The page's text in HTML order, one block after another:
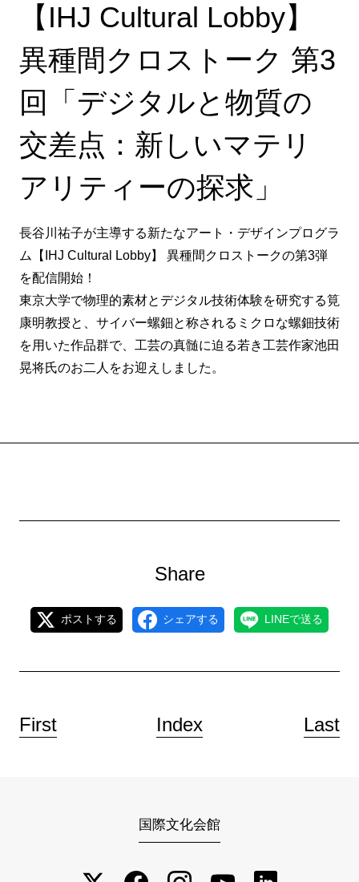
【IHJ Cultural Lobby】
異種間クロストーク 第3
回「デジタルと物質の
交差点：新しいマテリ
アリティーの探求」
長谷川祐子が主導する新たなアート・デザインプログラ
ム【IHJ Cultural Lobby】 異種間クロストークの第3弾
を配信開始！
東京大学で物理的素材とデジタル技術体験を研究する筧
康明教授と、サイバー螺鈿と称されるミクロな螺鈿技術
を用いた作品群で、工芸の真髄に迫る若き工芸作家池田
晃将氏のお二人をお迎えしました。
Share
ポストする シェアする LINEで送る
First Index Last
国際文化会館